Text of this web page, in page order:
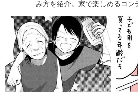
み方を紹介。家で楽しめるコン